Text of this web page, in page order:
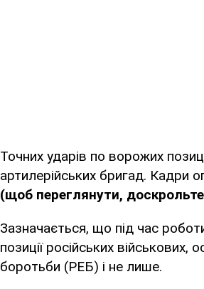
Точних ударів по ворожих
артилерійських бригад. Кадри
(щоб переглянути,
Зазначається, що під час
позиції російських
боротьби (РЕБ) і не лише.